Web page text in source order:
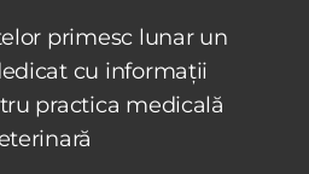
primesc lunar un
cu informații
practica medicală